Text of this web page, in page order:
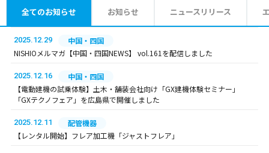
エリア情報を見る
九州・沖縄（外部）
全てのお知らせ お知らせ ニュースリリース
2025.12.29
中国・四国
NISHIOメルマガ【中国・四国NEWS】 vol.161を配信しました
2025.12.16
中国・四国
【電動建機の試乗体験】土木・舗装会社向け「GX建機体験セミナー」
「GXテクノフェア」を広島県で開催しました
2025.12.11
配管機器
【レンタル開始】フレア加工機「ジャストフレア」